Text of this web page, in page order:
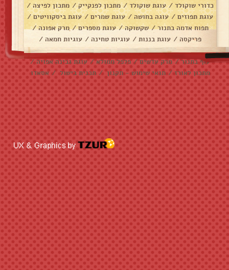
כדורי שוקולד / עוגת שוקולד / מתכון לפנקייק / מתכון לפיצה/
עוגת תפוזים / עוגה בחושה / עוגת שמרים / עוגת ביסקוויטים/
תפוח אדמה בתנור/ שקשוקה/ עוגת מספרים/ מרק אפונה/
פריקסה / עוגת בננות / עוגיות טחינה / עוגיות חמאה /
עוגיות שוקולד צ׳יפס/ אלפחורס דג מרוקאי /
עוף בתנור/ מרק עדשים/ פלפל ממולא/ עוגת גבינה אפויה/
מתכון לאורז / תנאי שימוש - תקנון / תכנית בישול / אסאדו